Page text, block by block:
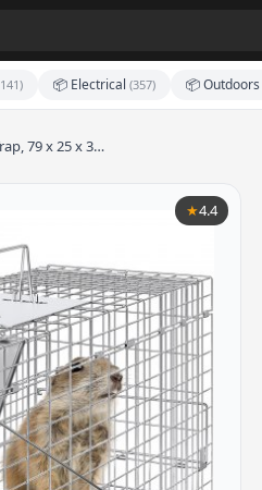
📦 Electrical (357) 📦 Outdoors
79 x 25 x 3…
★4.4